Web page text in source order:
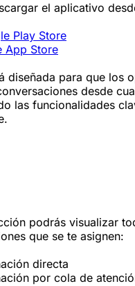
el aplicativo
Play Store
App Store
diseñada para que los
desde
las funcionalidades
podrás visualizar
que se te asignen:
directa
por cola de